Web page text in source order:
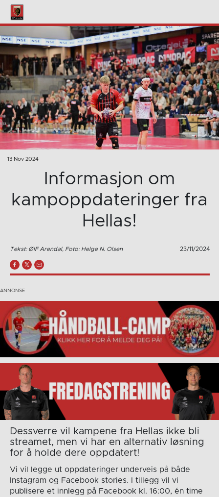
13 Nov 2024
Informasjon om
kampoppdateringer fra
Hellas!
Tekst: ØIF Arendal, Foto: Helge N. Olsen 23/11/2024
Dessverre vil kampene fra Hellas ikke bli
streamet, men vi har en alternativ løsning
for å holde dere oppdatert!
Vi vil legge ut oppdateringer underveis på både
Instagram og Facebook stories. I tillegg vil vi
publisere et innlegg på Facebook kl. 16:00, én time